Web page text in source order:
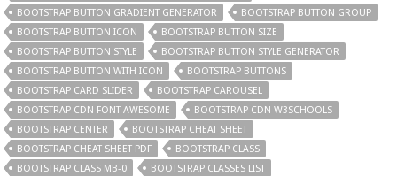
BOOTSTRAP BUTTON GRADIENT GENERATOR
BOOTSTRAP BUTTON GROUP
BOOTSTRAP BUTTON ICON
BOOTSTRAP BUTTON SIZE
BOOTSTRAP BUTTON STYLE
BOOTSTRAP BUTTON STYLE GENERATOR
BOOTSTRAP BUTTON WITH ICON
BOOTSTRAP BUTTONS
BOOTSTRAP CARD SLIDER
BOOTSTRAP CAROUSEL
BOOTSTRAP CDN FONT AWESOME
BOOTSTRAP CDN W3SCHOOLS
BOOTSTRAP CENTER
BOOTSTRAP CHEAT SHEET
BOOTSTRAP CHEAT SHEET PDF
BOOTSTRAP CLASS
BOOTSTRAP CLASS MB-0
BOOTSTRAP CLASSES LIST